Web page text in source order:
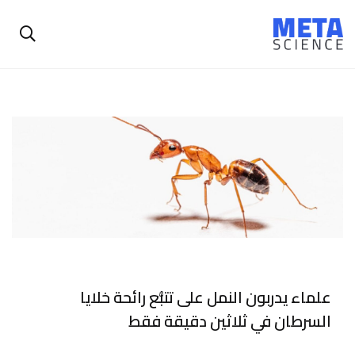
علماء يدربون النمل على تتبُّع رائحة خلايا
السرطان في ثلاثين دقيقة فقط